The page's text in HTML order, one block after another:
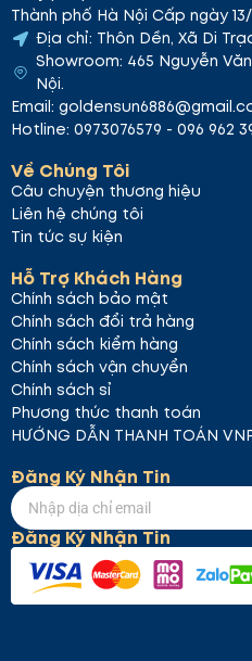
Thành phố Hà Nội Cấp ngày 13/
Địa chỉ: Thôn Dền, Xã Di
Showroom: 465 Nguyễn
Nội.
Email:
Hotline: 0973076579 - 096 962
Về Chúng Tôi
Câu chuyện thương hiệu
Liên hệ chúng tôi
Tin tức sự kiện
Hỗ Trợ Khách Hàng
Chính sách bảo mật
Chính sách đổi trả hàng
Chính sách kiểm hàng
Chính sách vận chuyển
Chính sách sỉ
Phương thức thanh toán
HƯỚNG DẪN THANH TOÁN
Đăng Ký Nhận Tin
Đăng Ký Nhận Tin